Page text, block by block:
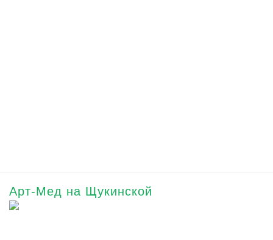
Арт-Мед на Щукинской